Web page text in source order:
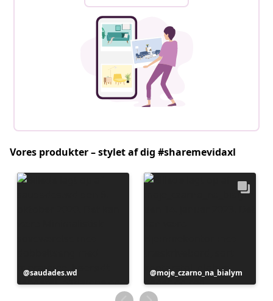
Vores produkter – stylet af dig #sharemevidaxl
Opslag
offentliggjort
saudades.wd
Opslag
offentliggjort
af
moje_czarno_na_bialym